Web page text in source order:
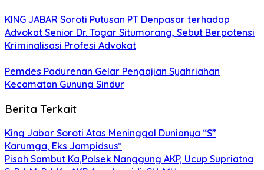
KING JABAR Soroti Putusan PT Denpasar terhadap
Advokat Senior Dr. Togar Situmorang, Sebut Berpotensi
Kriminalisasi Profesi Advokat
Pemdes Padurenan Gelar Pengajian Syahriahan
Kecamatan Gunung Sindur
Berita Terkait
King Jabar Soroti Atas Meninggal Dunianya “S”
Karumga, Eks Jampidsus*
Pisah Sambut Ka,Polsek Nanggung AKP, Ucup Supriatna